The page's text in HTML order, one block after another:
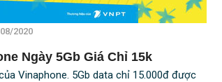
2020
Ngày 5Gb Giá Chỉ 15k
Vinaphone. 5Gb data chỉ 15.000đ được